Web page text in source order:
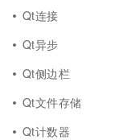
Qt连接
Qt异步
Qt侧边栏
Qt文件存储
Qt计数器